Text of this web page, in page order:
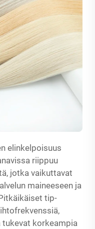
elinkelpoisuus
riippuu
jotka vaikuttavat
maineeseen ja
tip-
korkeampia